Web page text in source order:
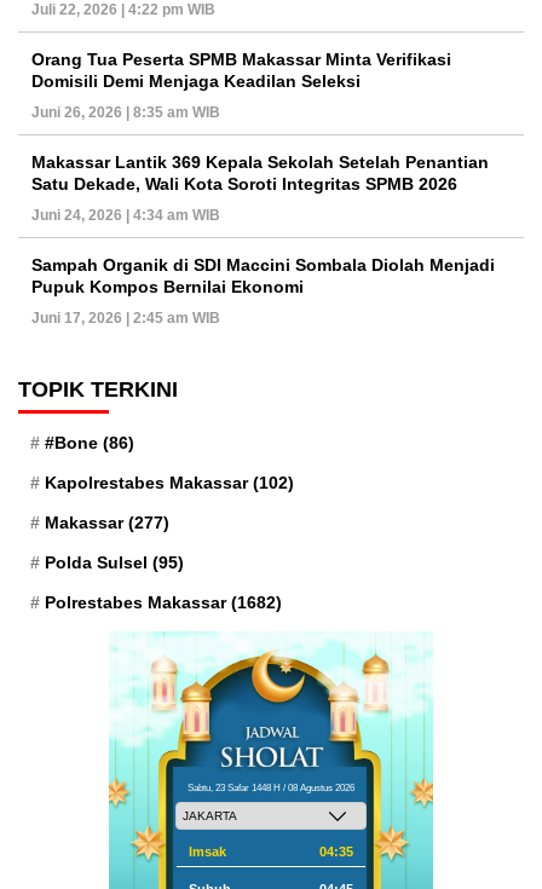
Juli 22, 2026 | 4:22 pm WIB
Orang Tua Peserta SPMB Makassar Minta Verifikasi
Domisili Demi Menjaga Keadilan Seleksi
Juni 26, 2026 | 8:35 am WIB
Makassar Lantik 369 Kepala Sekolah Setelah Penantian
Satu Dekade, Wali Kota Soroti Integritas SPMB 2026
Juni 24, 2026 | 4:34 am WIB
Sampah Organik di SDI Maccini Sombala Diolah Menjadi
Pupuk Kompos Bernilai Ekonomi
Juni 17, 2026 | 2:45 am WIB
TOPIK TERKINI
#Bone (86)
Kapolrestabes Makassar(102)
Makassar(277)
Polda Sulsel (95)
Polrestabes Makassar(1682)
Sabtu, 23 Safar 1448 H / 08 Agustus 2026
Imsak 04:35